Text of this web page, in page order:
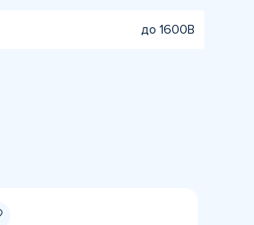
до 1600В